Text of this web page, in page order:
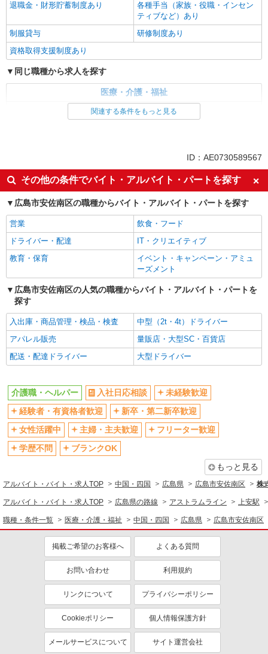
退職金・財形貯蓄制度あり
各種手当（家族・役職・インセン
ティブなど）あり
制服貸与
研修制度あり
資格取得支援制度あり
同じ職種から求人を探す
医療・介護・福祉
ボーナス・賞与あり
車通勤OK
交通費支給
社会保険あり
産休・育休取得実績あり
関連する条件をもっと見る
ID：AE0730589567
その他の条件でバイト・アルバイト・パートを探す
広島市安佐南区の職種からバイト・アルバイト・パートを探す
営業
飲食・フード
ドライバー・配達
IT・クリエイティブ
教育・保育
イベント・キャンペーン・アミュ
ーズメント
広島市安佐南区の人気の職種からバイト・アルバイト・パートを
探す
入出庫・商品管理・検品・検査
中型（2t・4t）ドライバー
アパレル販売
量販店・大型SC・百貨店
配送・配達ドライバー
大型ドライバー
介護職・ヘルパー 入社日応相談
未経験歓迎
経験者・有資格者歓迎
新卒・第二新卒歓迎
女性活躍中
主婦・主夫歓迎
フリーター歓迎
学歴不問
ブランクOK
もっと見る
アルバイト・バイト・求人TOP 中国・四国 広島県 広島市安佐南区 株
アルバイト・バイト・求人TOP 広島県の路線 アストラムライン 上安駅
職種・条件一覧 医療・介護・福祉 中国・四国 広島県 広島市安佐南区
掲載ご希望のお客様へ よくある質問
お問い合わせ 利用規約
リンクについて プライバシーポリシー
Cookieポリシー 個人情報保護方針
メールサービスについて サイト運営会社